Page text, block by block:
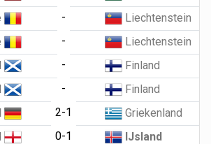
-
Liechtenstein
-
Liechtenstein
-
Finland
-
Finland
2-1
Griekenland
0-1
IJsland